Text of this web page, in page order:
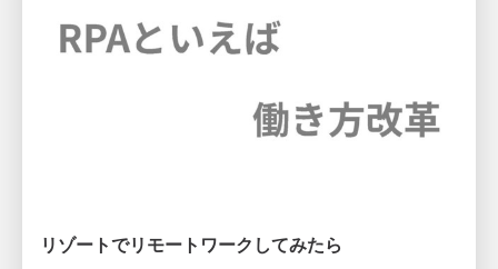
リゾートでリモートワークしてみたら